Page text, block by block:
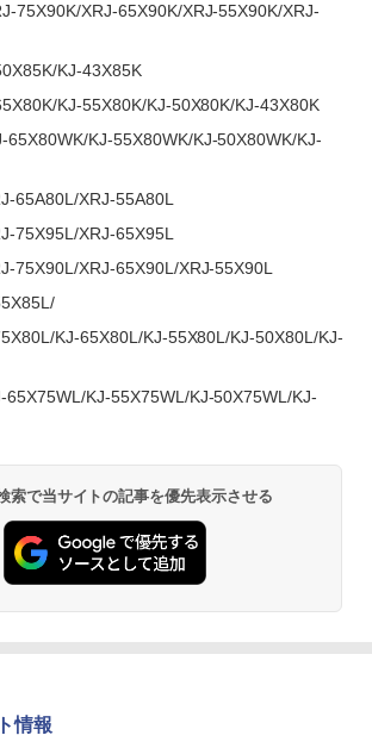
75X90K/XRJ-65X90K/XRJ-55X90K/XRJ-
KJ-43X85K
KJ-55X80K/KJ-50X80K/KJ-43X80K
65X80WK/KJ-55X80WK/KJ-50X80WK/KJ-
65A80L/XRJ-55A80L
75X95L/XRJ-65X95L
75X90L/XRJ-65X90L/XRJ-55X90L
KJ-65X80L/KJ-55X80L/KJ-50X80L/KJ-
65X75WL/KJ-55X75WL/KJ-50X75WL/KJ-
索で当サイトの記事を優先表示させる
情報